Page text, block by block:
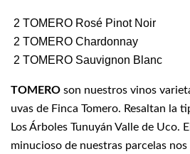
2 TOMERO Rosé Pinot Noir
2 TOMERO Chardonnay
2 TOMERO Sauvignon Blanc
TOMERO son nuestros vinos
uvas de Finca Tomero. Resaltan la
Los Árboles Tunuyán Valle de Uco.
minucioso de nuestras parcelas